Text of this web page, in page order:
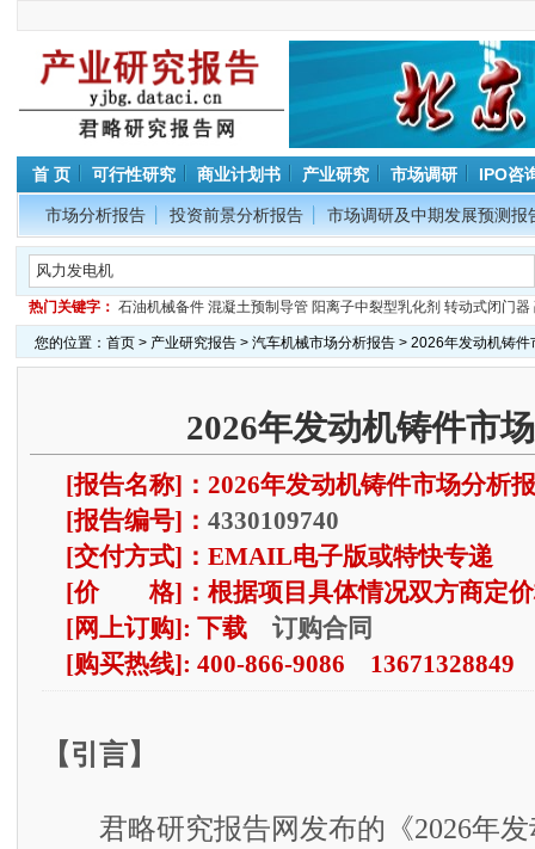
首 页 可行性研究 商业计划书 产业研究 市场调研 IPO咨
市场分析报告 投资前景分析报告 市场调研及中期发展预测报
热门关键字： 石油机械备件 混凝土预制导管 阳离子中裂型乳化剂 转动式闭门器
您的位置： 首页> 产业研究报告> 汽车机械市场分析报告> 2026年发动机铸件
2026年发动机铸件市
[报告名称]：2026年发动机铸件市场分析
[报告编号]： 4330109740
[交付方式]：EMAIL电子版或特快专递
[价 格]：根据项目具体情况双方商定
[网上订购]: 下载 订购合同
[购买热线]: 400-866-9086 13671328849
【引言】
君略研究报告网发布的《2026年发